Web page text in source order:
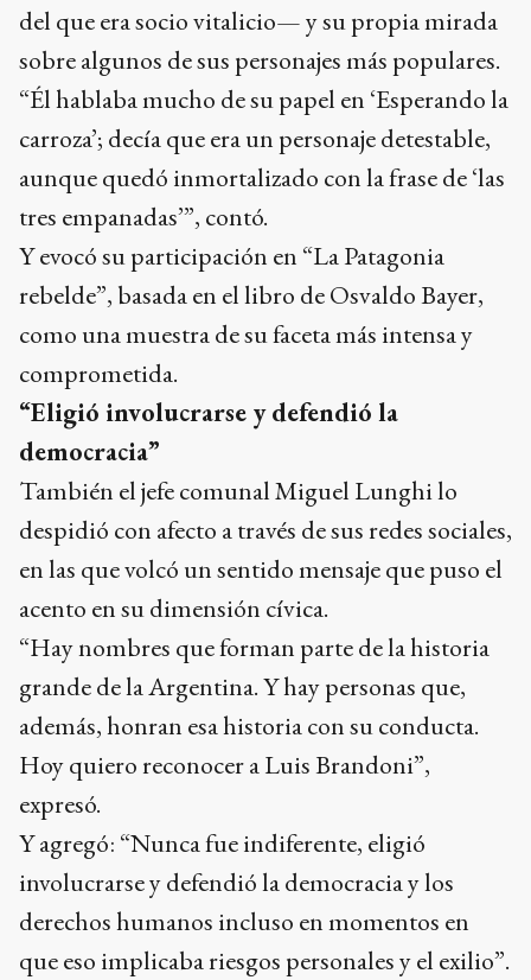
del que era socio vitalicio— y su propia mirada
sobre algunos de sus personajes más populares.
“Él hablaba mucho de su papel en ‘Esperando la
carroza’; decía que era un personaje detestable,
aunque quedó inmortalizado con la frase de ‘las
tres empanadas’”, contó.
Y evocó su participación en “La Patagonia
rebelde”, basada en el libro de Osvaldo Bayer,
como una muestra de su faceta más intensa y
comprometida.
“Eligió involucrarse y defendió la
democracia”
También el jefe comunal Miguel Lunghi lo
despidió con afecto a través de sus redes sociales,
en las que volcó un sentido mensaje que puso el
acento en su dimensión cívica.
“Hay nombres que forman parte de la historia
grande de la Argentina. Y hay personas que,
además, honran esa historia con su conducta.
Hoy quiero reconocer a Luis Brandoni”,
expresó.
Y agregó: “Nunca fue indiferente, eligió
involucrarse y defendió la democracia y los
derechos humanos incluso en momentos en
que eso implicaba riesgos personales y el exilio”.